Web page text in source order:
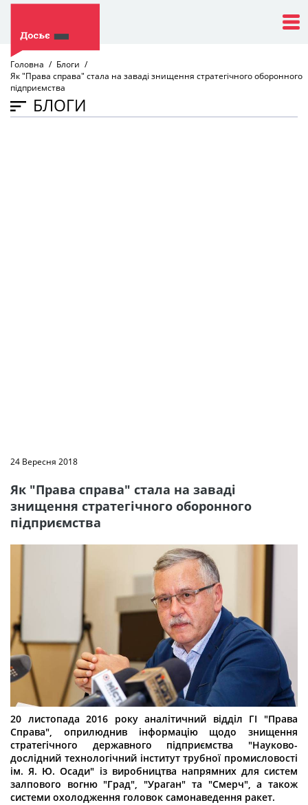
Головна
Блоги
Як "Права справа" стала на заваді знищення стратегічного оборонного
підприємства
БЛОГИ
24 Вересня 2018
Як "Права справа" стала на заваді
знищення стратегічного оборонного
підприємства
20 листопада 2016 року аналітичний відділ ГІ "Права
Справа", оприлюднив інформацію щодо знищення
стратегічного державного підприємства "Науково-
дослідний технологічний інститут трубної промисловості
ім. Я. Ю. Осади" із виробництва напрямних для систем
залпового вогню "Град", "Ураган" та "Смерч", а також
системи охолодження головок самонаведення ракет.